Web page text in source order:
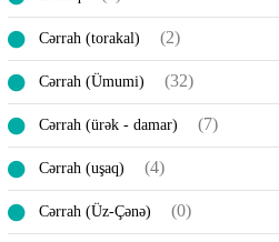
Cərrah (torakal) (2)
Cərrah (Ümumi) (32)
Cərrah (ürək - damar) (7)
Cərrah (uşaq) (4)
Cərrah (Üz-Çənə) (0)